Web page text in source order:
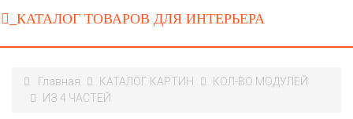
Главная КАТАЛОГ КАРТИН
КОЛ-ВО МОДУЛЕЙ
ИЗ 4 ЧАСТЕЙ